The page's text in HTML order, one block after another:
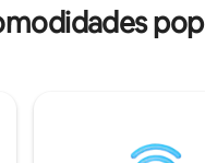
alta
wifi
movimiento y
GRANDE✔
garaje